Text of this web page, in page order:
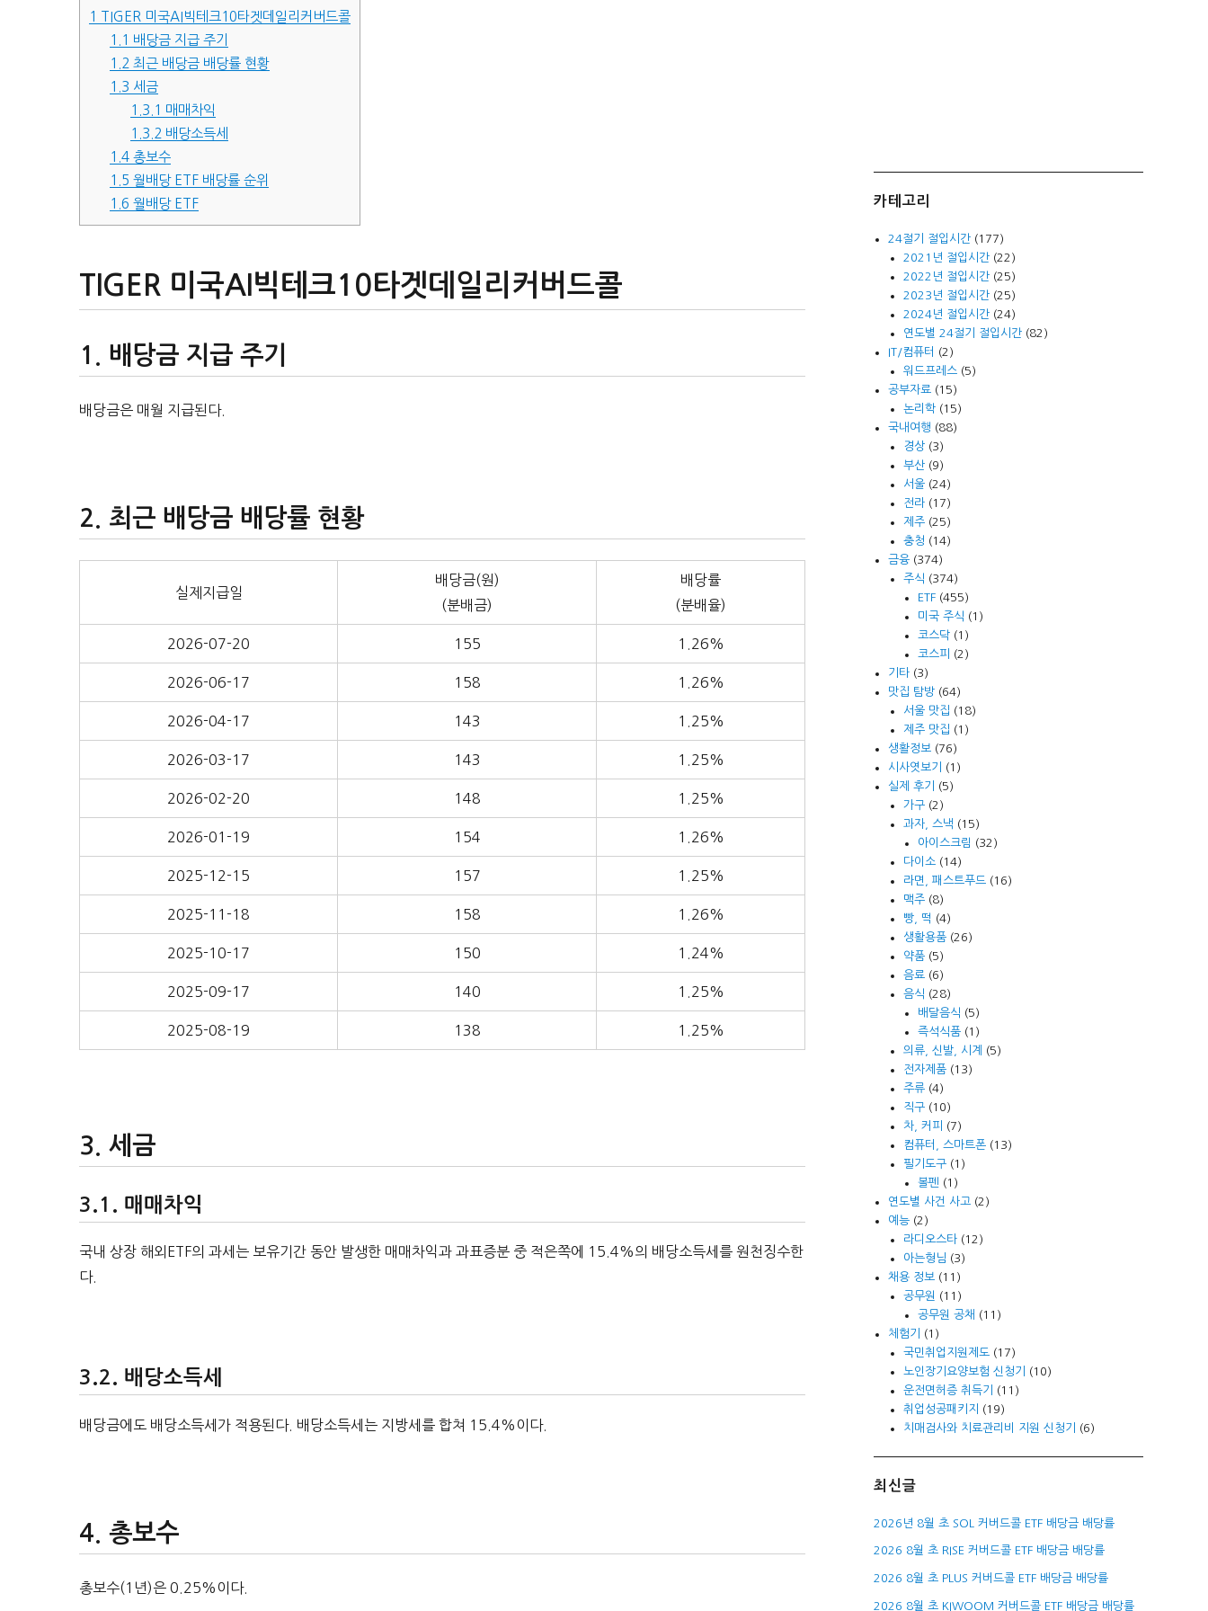
1
TIGER 미국AI빅테크10타겟데일리커버드콜
1.1 배당금 지급 주기
1.2 최근 배당금 배당률 현황
1.3 세금
1.3.1 매매차익
1.3.2 배당소득세
1.4총보수
1.5 월배당 ETF 배당률 순위
1.6 월배당 ETF
TIGER 미국AI빅테크10타겟데일리커버드콜
배당금 지급 주기
배당금은 매월 지급된다.
최근 배당금 배당률 현황
실제지급일
배당금(원)
(분배금)
배당률
(분배율)
2026-07-20 155 1.26%
2026-06-17 158 1.26%
2026-04-17 143 1.25%
2026-03-17 143 1.25%
2026-02-20 148 1.25%
2026-01-19 154 1.26%
2025-12-15 157 1.25%
2025-11-18 158 1.26%
2025-10-17 150 1.24%
2025-09-17 140 1.25%
2025-08-19 138 1.25%
세금
매매차익
국내 상장 해외ETF의 과세는 보유기간 동안 발생한 매매차익과 과표증분 중 적은쪽에 15.4%의 배당소득세를 원천징수한
다.
배당소득세
배당금에도 배당소득세가 적용된다. 배당소득세는 지방세를 합쳐 15.4%이다.
총보수
총보수(1년)은 0.25%이다.
카테고리
24절기 절입시간 (177)
2021년 절입시간(22)
2022년 절입시간(25)
2023년 절입시간(25)
2024년 절입시간(24)
연도별 24절기 절입시간(82)
IT/컴퓨터
(2)
워드프레스(5)
공부자료 (15)
논리학(15)
국내여행 (88)
경상(3)
부산(9)
서울(24)
전라(17)
제주(25)
충청 (14)
금융 (374)
주식 (374)
ETF(455)
미국 주식 (1)
코스닥(1)
코스피
(2)
기타 (3)
맛집 탐방 (64)
서울 맛집 (18)
제주 맛집 (1)
생활정보 (76)
시사엿보기
(1)
실제 후기
(5)
가구(2)
과자, 스낵 (15)
아이스크림 (32)
다이소(14)
라면, 패스트푸드(16)
맥주(8)
빵, 떡 (4)
생활용품(26)
약품(5)
음료(6)
음식 (28)
배달음식 (5)
즉석식품(1)
의류, 신발, 시계
(5)
전자제품(13)
주류(4)
직구(10)
차, 커피
(7)
컴퓨터, 스마트폰(13)
필기도구(1)
볼펜 (1)
연도별 사건 사고 (2)
예능 (2)
라디오스타(12)
아는형님 (3)
채용 정보 (11)
공무원
(11)
공무원 공채 (11)
체험기
(1)
국민취업지원제도(17)
노인장기요양보험 신청기
(10)
운전면허증 취득기
(11)
취업성공패키지
(19)
치매검사와 치료관리비 지원 신청기
(6)
최신글
2026년 8월 초 SOL 커버드콜 ETF 배당금 배당률
2026 8월 초 RISE 커버드콜 ETF 배당금 배당률
2026 8월 초 PLUS 커버드콜 ETF 배당금 배당률
2026 8월 초 KIWOOM 커버드콜 ETF 배당금 배당률